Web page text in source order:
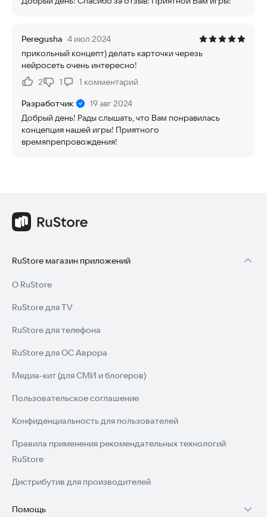
Peregusha 4 июл 2024
прикольный концепт) делать карточки черезь
нейросеть очень интересно!
Нравится:
2Не нравится:
1 1 комментарий
Разработчик
19 авг 2024
Добрый день! Рады слышать, что Вам понравилась
концепция нашей игры! Приятного
времяпрепровождения!
RuStore магазин приложений
О RuStore
RuStore для TV
RuStore для телефона
RuStore для ОС Аврора
Медиа-кит (для СМИ и блогеров)
Пользовательское соглашение
Конфиденциальность для пользователей
Правила применения рекомендательных технологий
RuStore
Дистрибутив для производителей
Помощь